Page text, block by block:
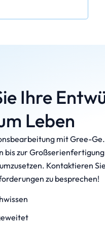
Ihre
Leben
mit Gree-
bis zur
Kontaktieren
zu besprechen!